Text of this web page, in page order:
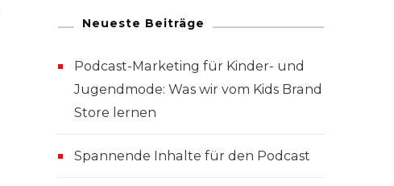
Neueste Beiträge
Podcast-Marketing für Kinder- und
Jugendmode: Was wir vom Kids Brand
Store lernen
Spannende Inhalte für den Podcast